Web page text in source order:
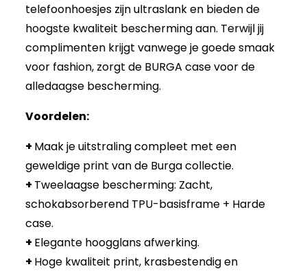
telefoonhoesjes zijn ultraslank en bieden de
hoogste kwaliteit bescherming aan. Terwijl jij
complimenten krijgt vanwege je goede smaak
voor fashion, zorgt de BURGA case voor de
alledaagse bescherming.
Voordelen:
+ Maak je uitstraling compleet met een
geweldige print van de Burga collectie.
+ Tweelaagse bescherming: Zacht,
schokabsorberend TPU-basisframe + Harde
case.
+ Elegante hoogglans afwerking.
+ Hoge kwaliteit print, krasbestendig en